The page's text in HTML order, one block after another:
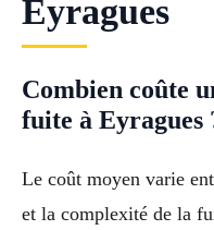
Eyragues
Combien coûte
fuite à Eyragues
Le coût moyen varie
et la complexité de la